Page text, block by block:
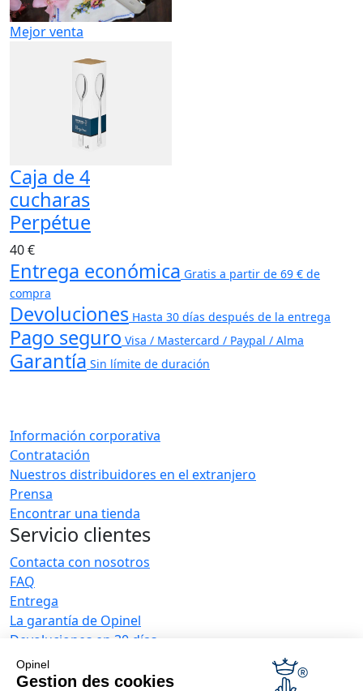
Opinel
Gestion des cookies
Mejor venta
Caja de 4
cucharas
Perpétue
40 €
Entrega económica Gratis a partir de 69 € de
compra
Devoluciones Hasta 30 días después de la entrega
Pago seguro Visa / Mastercard / Paypal / Alma
Garantía Sin límite de duración
Información corporativa
Contratación
Nuestros distribuidores en el extranjero
Prensa
Encontrar una tienda
Servicio clientes
Contacta con nosotros
FAQ
Entrega
La garantía de Opinel
Devoluciones en 30 días
Pago seguro
El servicio posventa y de mantenimiento